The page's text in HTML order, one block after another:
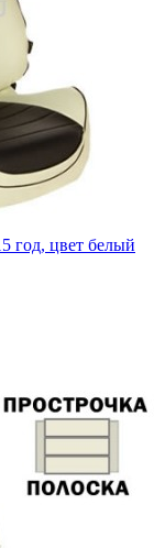
год, цвет белый